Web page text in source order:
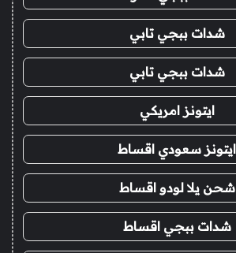
شدات ببجي تابي
شدات ببجي تابي
ايتونز امريكي
ايتونز سعودي اقساط
شحن يلا لودو اقساط
شدات ببجي اقساط